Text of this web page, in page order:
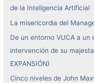
de la Inteligencia Artificial
La misericordia del
De un entorno VUCA a un
intervención de su
EXPANSIÓN)
Cinco niveles de John